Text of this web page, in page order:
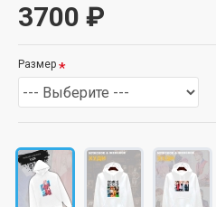
3700 ₽
Размер